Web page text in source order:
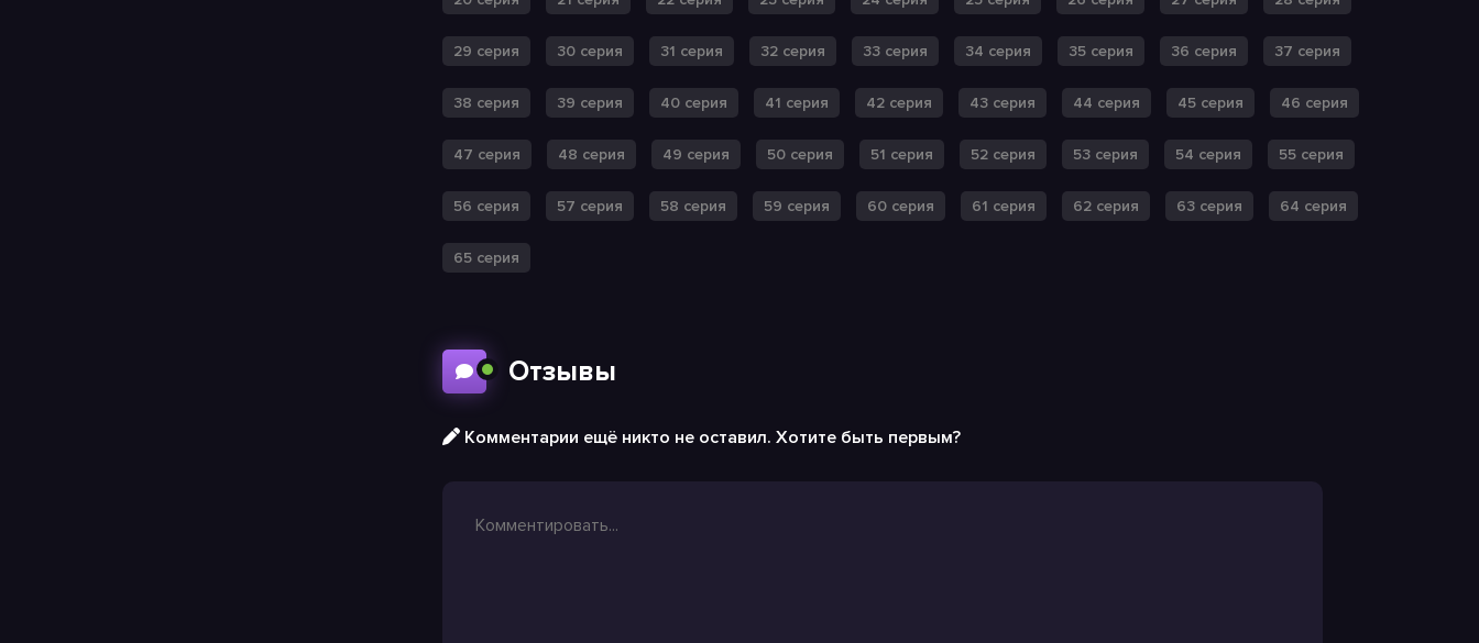
29 серия 30 серия 31 серия 32 серия 33 серия 34 серия 35 серия 36 серия 37 серия
38 серия 39 серия 40 серия 41 серия 42 серия 43 серия 44 серия 45 серия 46 серия
47 серия 48 серия 49 серия 50 серия 51 серия 52 серия 53 серия 54 серия 55 серия
56 серия 57 серия 58 серия 59 серия 60 серия 61 серия 62 серия 63 серия 64 серия
65 серия
Отзывы
Комментарии ещё никто не оставил. Хотите быть первым?